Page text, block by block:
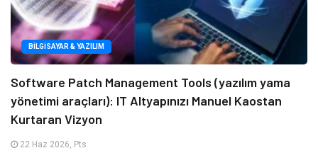
BILGISAYAR & YAZILIM
Software Patch Management Tools (yazılım yama
yönetimi araçları): IT Altyapınızı Manuel Kaostan
Kurtaran Vizyon
22 Haz 2026, Pts